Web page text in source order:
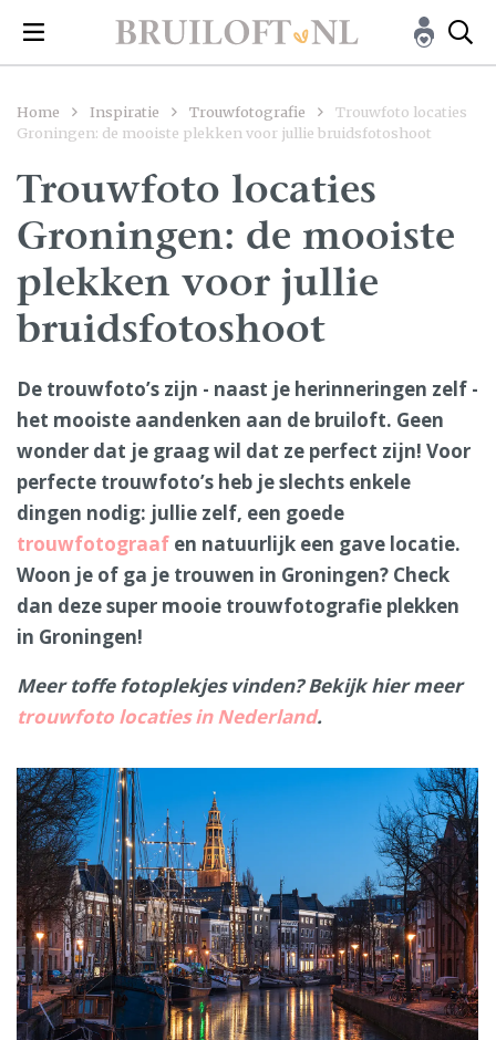
Home Inspiratie Trouwfotografie
Trouwfoto locaties
Groningen: de mooiste plekken voor jullie bruidsfotoshoot
Trouwfoto locaties
Groningen: de mooiste
plekken voor jullie
bruidsfotoshoot
De trouwfoto’s zijn - naast je herinneringen zelf -
het mooiste aandenken aan de bruiloft. Geen
wonder dat je graag wil dat ze perfect zijn! Voor
perfecte trouwfoto’s heb je slechts enkele
dingen nodig: jullie zelf, een goede
trouwfotograaf en natuurlijk een gave locatie.
Woon je of ga je trouwen in Groningen? Check
dan deze super mooie trouwfotografie plekken
in Groningen!
Meer toffe fotoplekjes vinden? Bekijk hier meer
trouwfoto locaties in Nederland.